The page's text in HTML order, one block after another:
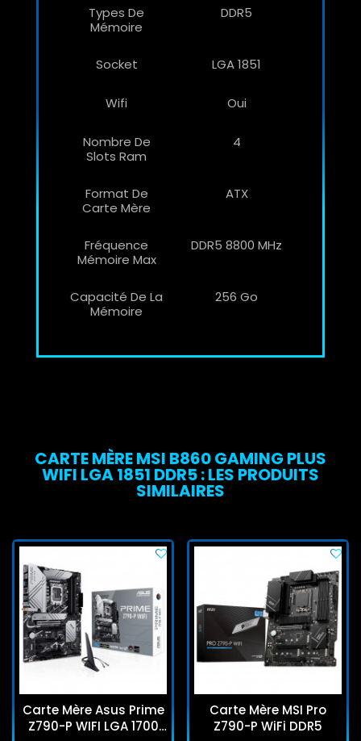
Types De
Mémoire
DDR5
Socket LGA 1851
Wifi Oui
Nombre De
Slots Ram
4
Format De
Carte Mère
ATX
Fréquence
Mémoire Max
DDR5 8800 MHz
Capacité De La
Mémoire
256 Go
CARTE MÈRE MSI B860 GAMING PLUS
WIFI LGA 1851 DDR5 : LES PRODUITS
SIMILAIRES
Carte Mère Asus Prime
Z790-P WIFI LGA 1700
Carte Mère MSI Pro
Z790-P WiFi DDR5